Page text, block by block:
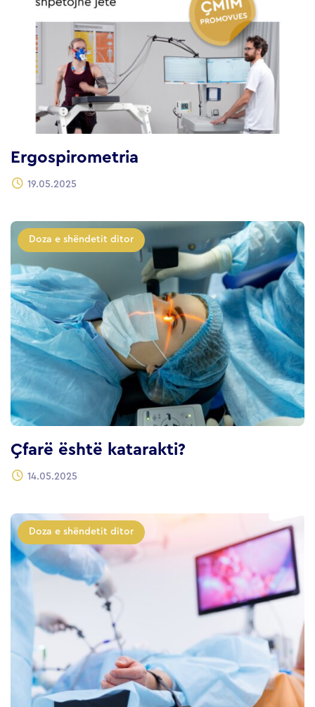
Ergospirometria
19.05.2025
Doza e shëndetit ditor
Çfarë është katarakti?
14.05.2025
Doza e shëndetit ditor